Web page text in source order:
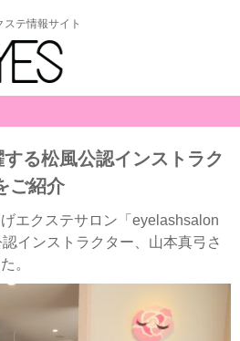
ステ情報サイト
る松風公認インストラク
ご紹介
エクステサロン「eyelashsalon
インストラクター、山本真弓さ
。